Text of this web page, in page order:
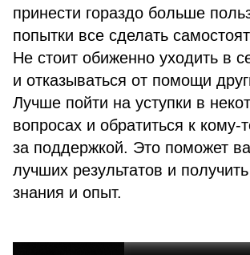
принести гораздо больше
попытки все сделать
Не стоит обиженно уходить в
и отказываться от помощи
Лучше пойти на уступки в
вопросах и обратиться к кому-
за поддержкой. Это поможет
лучших результатов и
знания и опыт.